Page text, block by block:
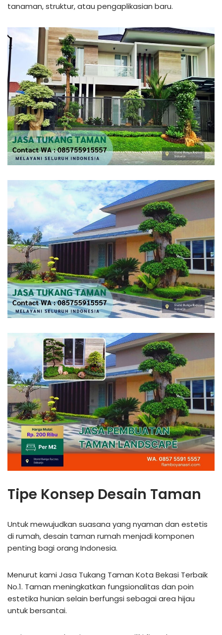
tanaman, struktur, atau pengaplikasian baru.
Tipe Konsep Desain Taman
Untuk mewujudkan suasana yang nyaman dan estetis
di rumah, desain taman rumah menjadi komponen
penting bagi orang Indonesia.
Menurut kami Jasa Tukang Taman Kota Bekasi Terbaik
No.1. Taman meningkatkan fungsionalitas dan poin
estetika hunian selain berfungsi sebagai area hijau
untuk bersantai.